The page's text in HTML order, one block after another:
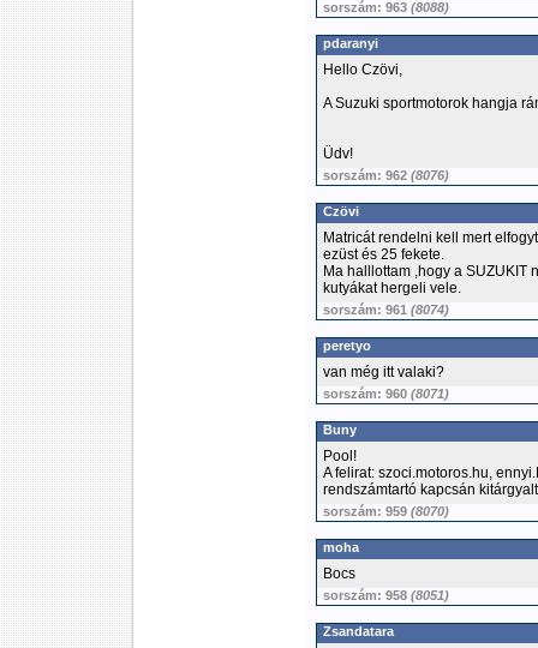
sorszám: 963 (8088)
pdaranyi
Hello Czövi,
A Suzuki sportmotorok hangja
Üdv!
sorszám: 962 (8076)
Czövi
Matricát rendelni kell mert
ezüst és 25 fekete.
Ma halllottam ,hogy a SUZUKIT
kutyákat hergeli vele.
sorszám: 961 (8074)
peretyo
van még itt valaki?
sorszám: 960 (8071)
Buny
Pool!
A felirat: szoci.motoros.hu,
rendszámtartó kapcsán
sorszám: 959 (8070)
moha
Bocs
sorszám: 958 (8051)
Zsandatara